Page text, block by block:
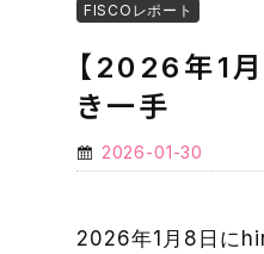
FISCOレポート
【2026年1
き一手
2026-01-30
2026年1月8日に